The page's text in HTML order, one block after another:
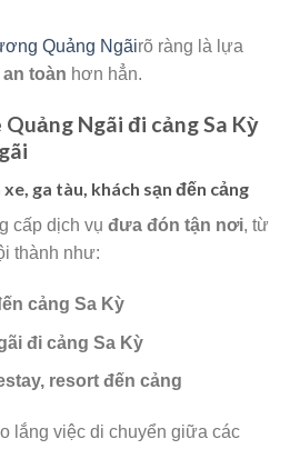
Quảng Ngãirõ ràng là lựa
toàn hơn hẳn.
Ngãi đi cảng Sa Kỳ
ga tàu, khách sạn đến cảng
cấp dịch vụ đưa đón tận nơi, từ
thành như:
cảng Sa Kỳ
đi cảng Sa Kỳ
resort đến cảng
lắng việc di chuyển giữa các